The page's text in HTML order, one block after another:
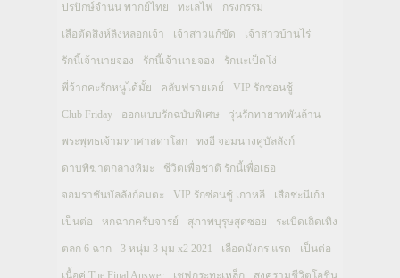
ปรปักษ์จำนน พากย์ไทย ทะเลไฟ กรงกรรม
เสือตัดสิงห์ลิงหลอกเจ้า เจ้าสาวแก้ขัด เจ้าสาวบ้านไร่
รักนี้เจ้านายจอง รักนี้เจ้านายจอง รักนะเป็ดโง่
พี่ว้ากคะรักหนูได้มั้ย คลับฟรายเดย์ VIP รักซ่อนชู้
Club Friday ออกแบบรักฉบับพิเศษ วุ่นรักทายาทพันล้าน
พระพุทธเจ้ามหาศาสดาโลก ทงอี จอมนางคู่บัลลังก์
ดาบพิฆาตกลางหิมะ ชีวิตเพื่อชาติ รักนี้เพื่อเธอ
จอมราชันบัลลังก์อมตะ VIP รักซ่อนชู้ เกาหลี เสือชะนีเก้ง
เป็นต่อ หกฉากครับจารย์ สุภาพบุรุษสุดซอย ระเบิดเถิดเทิง
ตลก 6 ฉาก 3 หนุ่ม 3 มุม x2 2021 เลือดมังกร แรด เป็นต่อ
เนื้อคู่ The Final Answer เชฟกระทะเหล็ก สงครามชีวิตโอชิน